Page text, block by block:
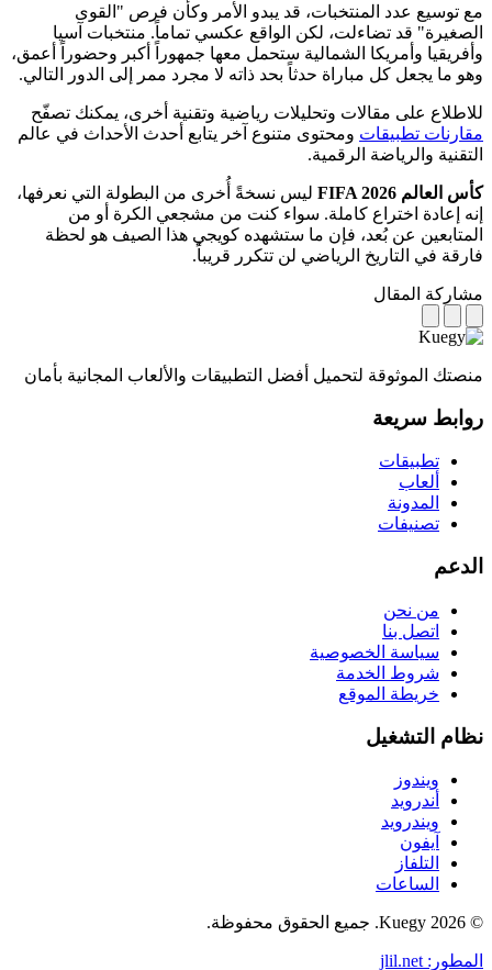
مع توسيع عدد المنتخبات، قد يبدو الأمر وكأن فرص "القوى
الصغيرة" قد تضاءلت، لكن الواقع عكسي تماماً. منتخبات آسيا
وأفريقيا وأمريكا الشمالية ستحمل معها جمهوراً أكبر وحضوراً أعمق،
وهو ما يجعل كل مباراة حدثاً بحد ذاته لا مجرد ممر إلى الدور التالي.
للاطلاع على مقالات وتحليلات رياضية وتقنية أخرى، يمكنك تصفّح
مقارنات تطبيقات ومحتوى متنوع آخر يتابع أحدث الأحداث في عالم
التقنية والرياضة الرقمية.
كأس العالم FIFA 2026
ليس نسخةً أُخرى من البطولة التي نعرفها،
إنه إعادة اختراع كاملة. سواء كنت من مشجعي الكرة أو من
المتابعين عن بُعد، فإن ما ستشهده كويجي هذا الصيف هو لحظة
فارقة في التاريخ الرياضي لن تتكرر قريباً.
مشاركة المقال
منصتك الموثوقة لتحميل أفضل التطبيقات والألعاب المجانية بأمان
روابط سريعة
تطبيقات
ألعاب
المدونة
تصنيفات
الدعم
من نحن
اتصل بنا
سياسة الخصوصية
شروط الخدمة
خريطة الموقع
نظام التشغيل
ويندوز
أندرويد
ويندرويد
آيفون
التلفاز
الساعات
© 2026 Kuegy. جميع الحقوق محفوظة.
المطور: jlil.net